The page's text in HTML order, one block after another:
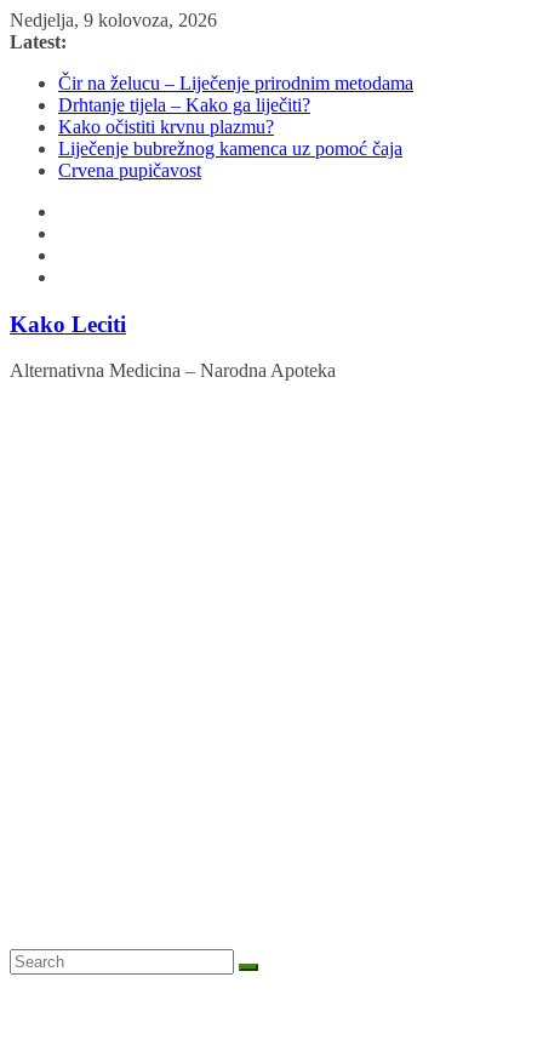
Skip
to
Nedjelja, 9 kolovoza, 2026
Latest:
Čir na želucu – Liječenje prirodnim metodama
Drhtanje tijela – Kako ga liječiti?
Kako očistiti krvnu plazmu?
Liječenje bubrežnog kamenca uz pomoć čaja
Crvena pupičavost
Kako Leciti
Alternativna Medicina – Narodna Apoteka